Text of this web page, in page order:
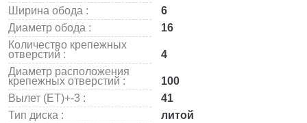
Ширина обода :
6
Диаметр обода :
16
Количество крепежных
отверстий :
4
Диаметр расположения
крепежных отверстий :
100
Вылет (ET)+-3 :
41
Тип диска :
литой